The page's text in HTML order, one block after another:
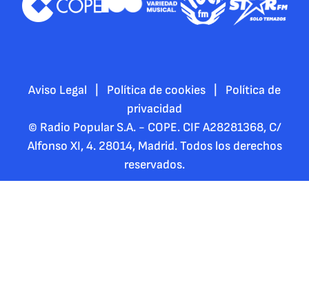
Aviso Legal Política de cookies
Política de
privacidad
© Radio Popular S.A. - COPE. CIF A28281368, C/
Alfonso XI, 4. 28014, Madrid. Todos los derechos
reservados.